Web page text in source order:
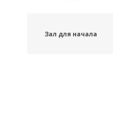
Зал для начала